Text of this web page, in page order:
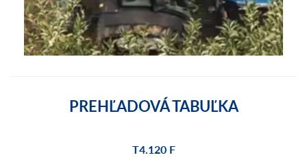
PREHĽADOVÁ TABUĽKA
T4.120 F